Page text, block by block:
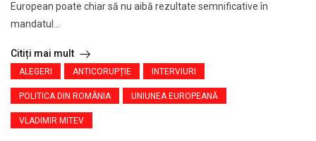
European poate chiar să nu aibă rezultate semnificative în
mandatul...
Citiți mai mult
ALEGERI ANTICORUPȚIE INTERVIURI
POLITICA DIN ROMÂNIA UNIUNEA EUROPEANĂ
VLADIMIR MITEV